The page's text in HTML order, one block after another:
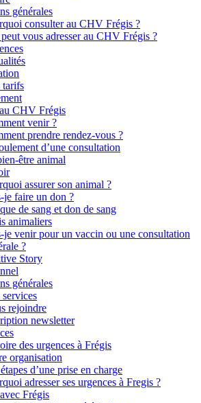
générales
consulter au CHV Frégis ?
vous adresser au CHV Frégis ?
tarifs
CHV Frégis
venir ?
prendre rendez-vous ?
d’une consultation
être animal
assurer son animal ?
je faire un don ?
de sang et don de sang
animaliers
je venir pour un vaccin ou une consultation
?
Story
générales
rejoindre
newsletter
des urgences à Frégis
organisation
d’une prise en charge
adresser ses urgences à Fregis ?
Frégis